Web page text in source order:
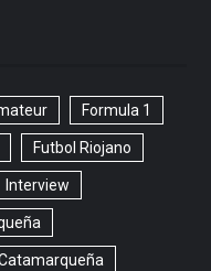
Formula 1
Futbol Riojano
Interview